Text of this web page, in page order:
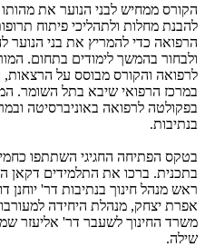
הקורס ממחיש לבני הנוער את
להבנת מחלות ולתהליכי פיתוח
הרפואה כדי להמריץ את בני
ולבחור בהמשך לימודים בתחום.
לרפואה והקורס מבוסס על הרצאות,
במרכז הרפואי שיבא בתל השומר.
בפקולטה לרפואה באוניברסיטה
בנתיבות.
בטקס הפתיחה החגיגי השתתפו
בתכנית. ברכו את התלמידים דקאן
ראש מנהל חינוך בנתיבות דר' יוחנן
אפרת יצחק, מנהלת היחידה
משרד החינוך לשעבר דר' אליעזר
שילה.